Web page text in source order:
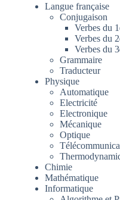
Langue française
Conjugaison
Verbes du
Verbes du
Verbes du
Grammaire
Traducteur
Physique
Automatique
Electricité
Electronique
Mécanique
Optique
Chimie
Mathématique
Informatique